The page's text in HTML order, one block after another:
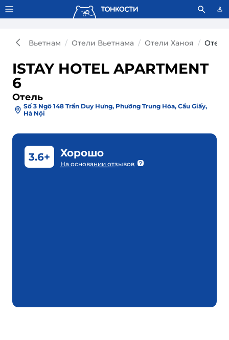
Тонкости используют сookie-файлы. Что это значит?
Вьетнам Отели Вьетнама Отели Ханоя Отель
ISTAY HOTEL APARTMENT
6
Отель
Số 3 Ngõ 148 Trần Duy Hưng, Phường Trung Hòa, Cầu Giấy,
Hà Nội
3.6+ Хорошо
На основании отзывов